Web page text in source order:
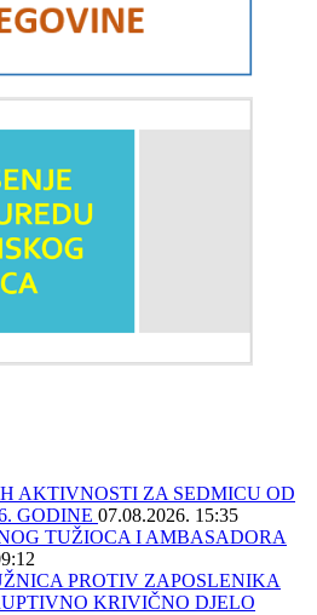
AKTIVNOSTI ZA SEDMICU OD
GODINE 07.08.2026. 15:35
TUŽIOCA I AMBASADORA
PROTIV ZAPOSLENIKA
KRIVIČNO DJELO